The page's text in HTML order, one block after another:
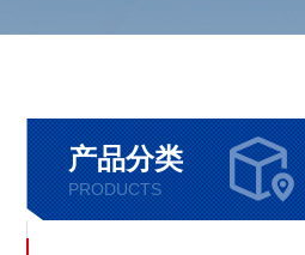
产品分类
PRODUCTS